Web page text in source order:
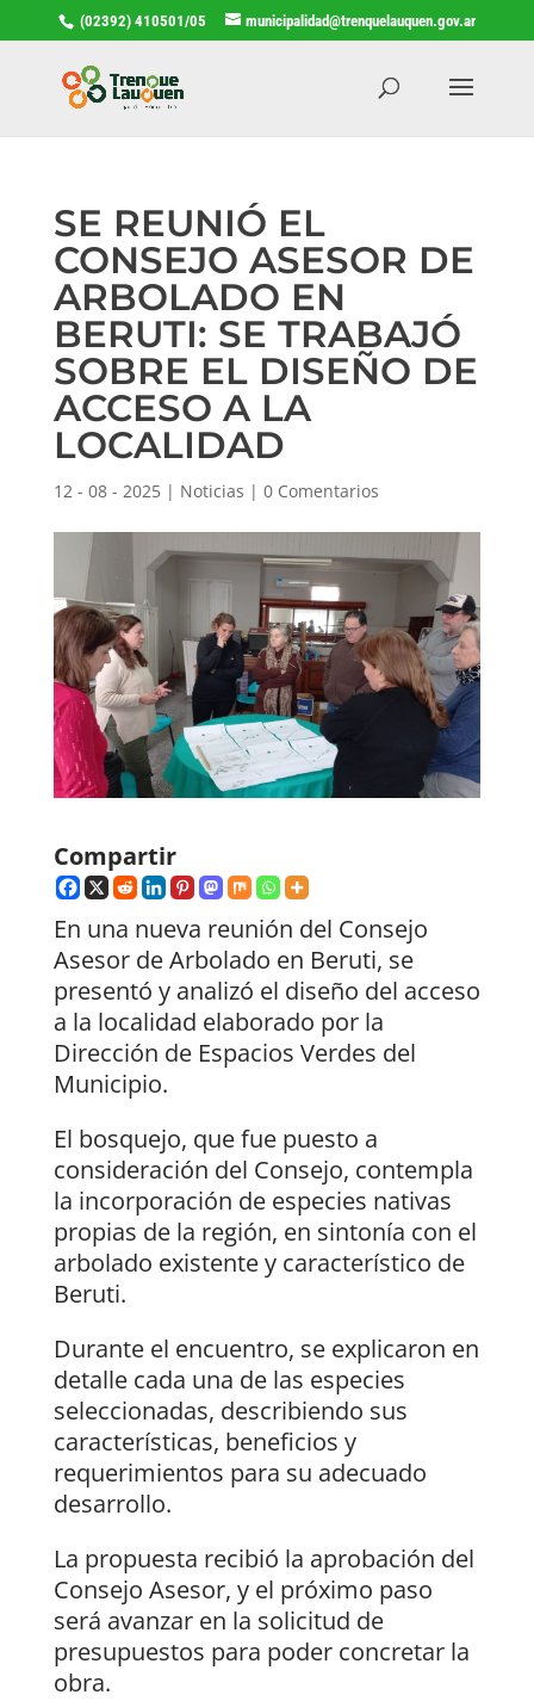
(02392) 410501/05 municipalidad@trenquelauquen.gov.ar
SE REUNIÓ EL
CONSEJO ASESOR DE
ARBOLADO EN
BERUTI: SE TRABAJÓ
SOBRE EL DISEÑO DE
ACCESO A LA
LOCALIDAD
12 - 08 - 2025| Noticias | 0 Comentarios
Compartir
En una nueva reunión del Consejo
Asesor de Arbolado en Beruti, se
presentó y analizó el diseño del acceso
a la localidad elaborado por la
Dirección de Espacios Verdes del
Municipio.
El bosquejo, que fue puesto a
consideración del Consejo, contempla
la incorporación de especies nativas
propias de la región, en sintonía con el
arbolado existente y característico de
Beruti.
Durante el encuentro, se explicaron en
detalle cada una de las especies
seleccionadas, describiendo sus
características, beneficios y
requerimientos para su adecuado
desarrollo.
La propuesta recibió la aprobación del
Consejo Asesor, y el próximo paso
será avanzar en la solicitud de
presupuestos para poder concretar la
obra.